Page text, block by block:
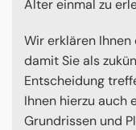
Alter einmal zu
Wir erklären
damit Sie als
Entscheidung
Ihnen hierzu auch
Grundrissen und